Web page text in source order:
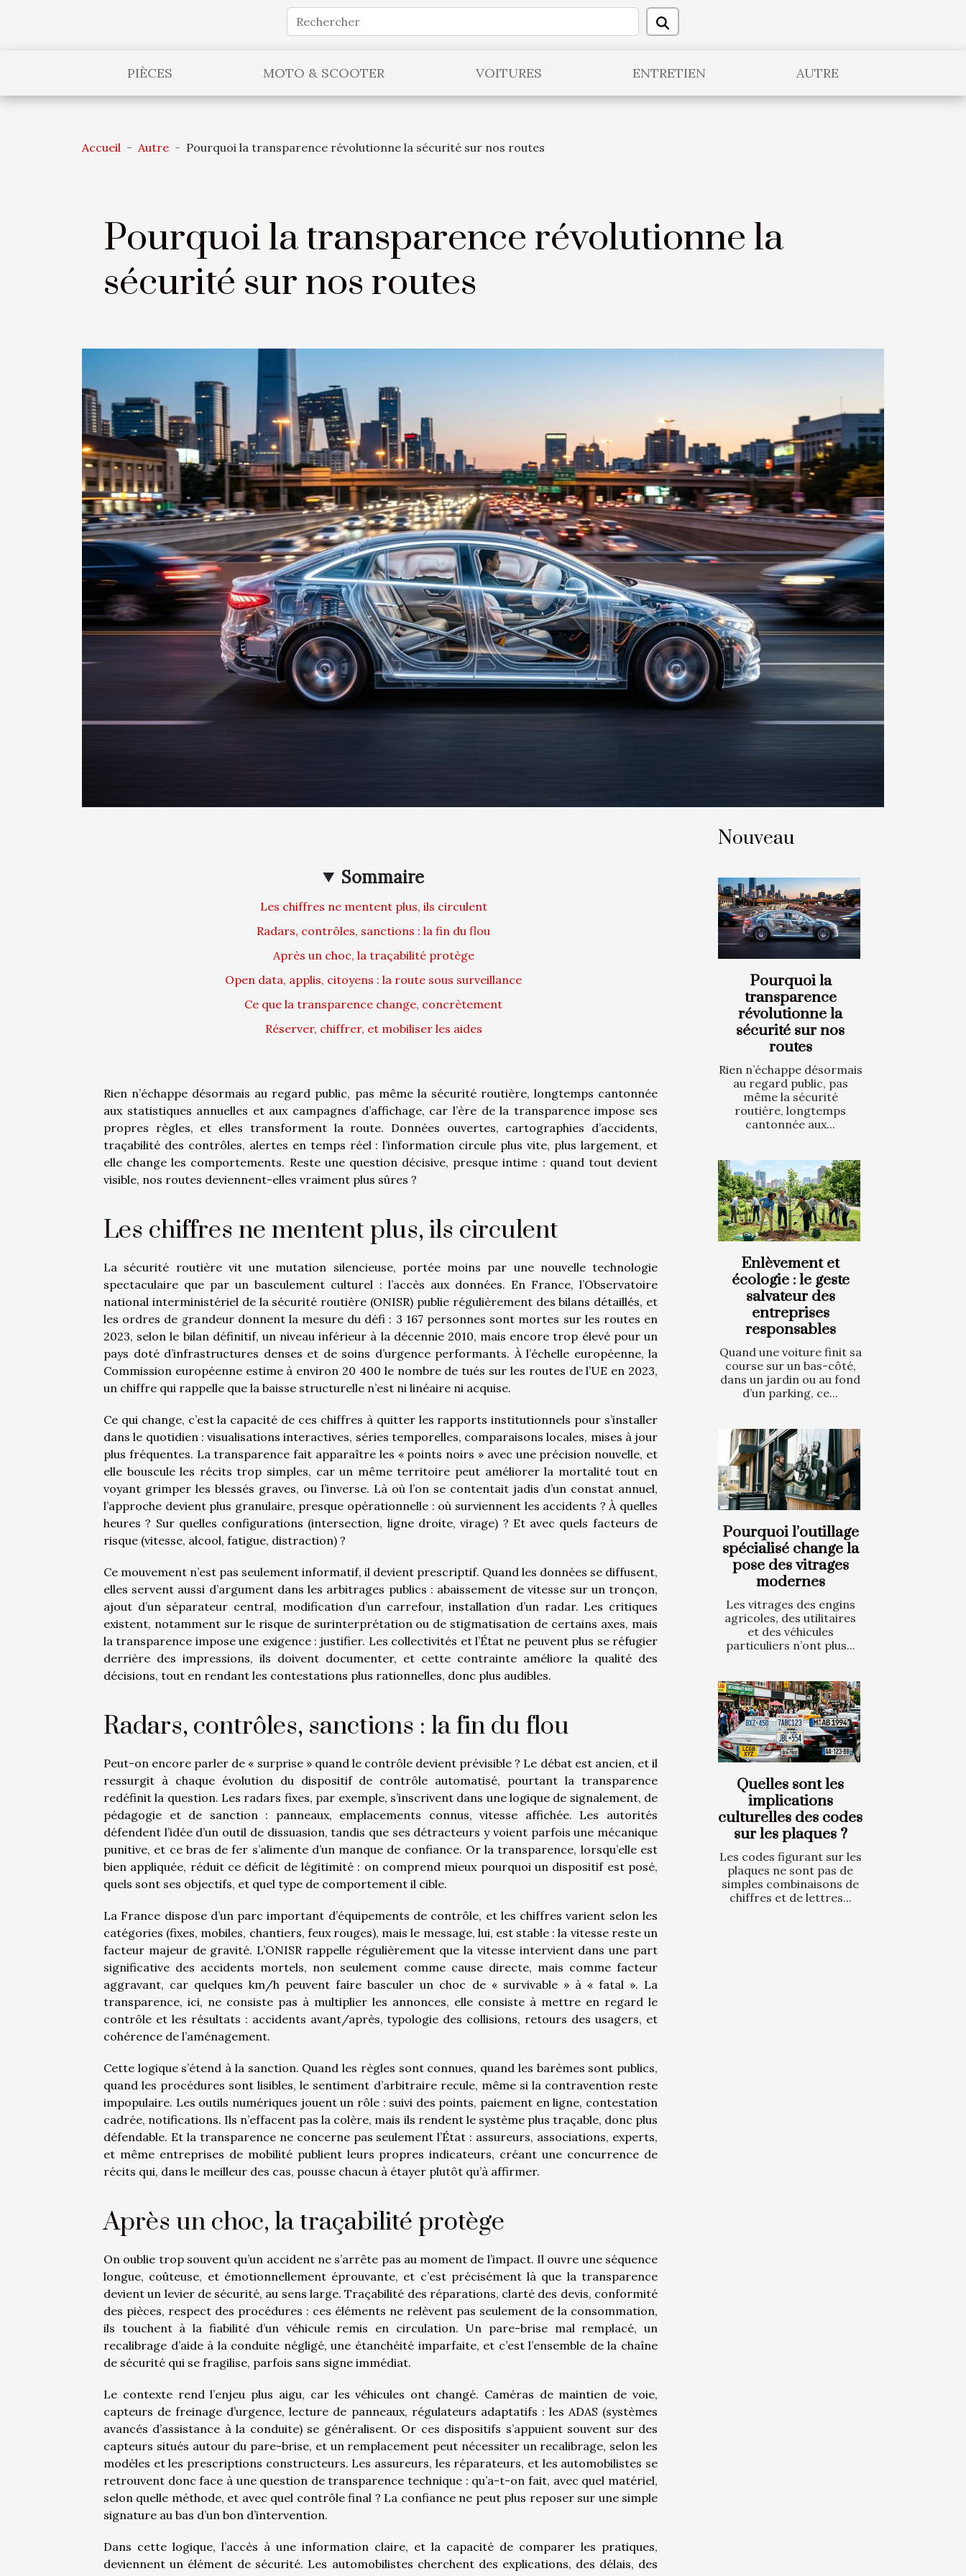
PIÈCES MOTO & SCOOTER VOITURES ENTRETIEN AUTRE
Accueil Autre Pourquoi la transparence révolutionne la sécurité sur nos routes
Pourquoi la transparence révolutionne la
sécurité sur nos routes
Sommaire
Les chiffres ne mentent plus, ils circulent
Radars, contrôles, sanctions : la fin du flou
Après un choc, la traçabilité protège
Open data, applis, citoyens : la route sous surveillance
Ce que la transparence change, concrètement
Réserver, chiffrer, et mobiliser les aides
Rien n’échappe désormais au regard public, pas même la sécurité routière, longtemps cantonnée
aux statistiques annuelles et aux campagnes d’affichage, car l’ère de la transparence impose ses
propres règles, et elles transforment la route. Données ouvertes, cartographies d’accidents,
traçabilité des contrôles, alertes en temps réel : l’information circule plus vite, plus largement, et
elle change les comportements. Reste une question décisive, presque intime : quand tout devient
visible, nos routes deviennent-elles vraiment plus sûres ?
Les chiffres ne mentent plus, ils circulent
La sécurité routière vit une mutation silencieuse, portée moins par une nouvelle technologie
spectaculaire que par un basculement culturel : l’accès aux données. En France, l’Observatoire
national interministériel de la sécurité routière (ONISR) publie régulièrement des bilans détaillés, et
les ordres de grandeur donnent la mesure du défi : 3 167 personnes sont mortes sur les routes en
2023, selon le bilan définitif, un niveau inférieur à la décennie 2010, mais encore trop élevé pour un
pays doté d’infrastructures denses et de soins d’urgence performants. À l’échelle européenne, la
Commission européenne estime à environ 20 400 le nombre de tués sur les routes de l’UE en 2023,
un chiffre qui rappelle que la baisse structurelle n’est ni linéaire ni acquise.
Ce qui change, c’est la capacité de ces chiffres à quitter les rapports institutionnels pour s’installer
dans le quotidien : visualisations interactives, séries temporelles, comparaisons locales, mises à jour
plus fréquentes. La transparence fait apparaître les « points noirs » avec une précision nouvelle, et
elle bouscule les récits trop simples, car un même territoire peut améliorer la mortalité tout en
voyant grimper les blessés graves, ou l’inverse. Là où l’on se contentait jadis d’un constat annuel,
l’approche devient plus granulaire, presque opérationnelle : où surviennent les accidents ? À quelles
heures ? Sur quelles configurations (intersection, ligne droite, virage) ? Et avec quels facteurs de
risque (vitesse, alcool, fatigue, distraction) ?
Ce mouvement n’est pas seulement informatif, il devient prescriptif. Quand les données se diffusent,
elles servent aussi d’argument dans les arbitrages publics : abaissement de vitesse sur un tronçon,
ajout d’un séparateur central, modification d’un carrefour, installation d’un radar. Les critiques
existent, notamment sur le risque de surinterprétation ou de stigmatisation de certains axes, mais
la transparence impose une exigence : justifier. Les collectivités et l’État ne peuvent plus se réfugier
derrière des impressions, ils doivent documenter, et cette contrainte améliore la qualité des
décisions, tout en rendant les contestations plus rationnelles, donc plus audibles.
Radars, contrôles, sanctions : la fin du flou
Peut-on encore parler de « surprise » quand le contrôle devient prévisible ? Le débat est ancien, et il
ressurgit à chaque évolution du dispositif de contrôle automatisé, pourtant la transparence
redéfinit la question. Les radars fixes, par exemple, s’inscrivent dans une logique de signalement, de
pédagogie et de sanction : panneaux, emplacements connus, vitesse affichée. Les autorités
défendent l’idée d’un outil de dissuasion, tandis que ses détracteurs y voient parfois une mécanique
punitive, et ce bras de fer s’alimente d’un manque de confiance. Or la transparence, lorsqu’elle est
bien appliquée, réduit ce déficit de légitimité : on comprend mieux pourquoi un dispositif est posé,
quels sont ses objectifs, et quel type de comportement il cible.
La France dispose d’un parc important d’équipements de contrôle, et les chiffres varient selon les
catégories (fixes, mobiles, chantiers, feux rouges), mais le message, lui, est stable : la vitesse reste un
facteur majeur de gravité. L’ONISR rappelle régulièrement que la vitesse intervient dans une part
significative des accidents mortels, non seulement comme cause directe, mais comme facteur
aggravant, car quelques km/h peuvent faire basculer un choc de « survivable » à « fatal ». La
transparence, ici, ne consiste pas à multiplier les annonces, elle consiste à mettre en regard le
contrôle et les résultats : accidents avant/après, typologie des collisions, retours des usagers, et
cohérence de l’aménagement.
Cette logique s’étend à la sanction. Quand les règles sont connues, quand les barèmes sont publics,
quand les procédures sont lisibles, le sentiment d’arbitraire recule, même si la contravention reste
impopulaire. Les outils numériques jouent un rôle : suivi des points, paiement en ligne, contestation
cadrée, notifications. Ils n’effacent pas la colère, mais ils rendent le système plus traçable, donc plus
défendable. Et la transparence ne concerne pas seulement l’État : assureurs, associations, experts,
et même entreprises de mobilité publient leurs propres indicateurs, créant une concurrence de
récits qui, dans le meilleur des cas, pousse chacun à étayer plutôt qu’à affirmer.
Après un choc, la traçabilité protège
On oublie trop souvent qu’un accident ne s’arrête pas au moment de l’impact. Il ouvre une séquence
longue, coûteuse, et émotionnellement éprouvante, et c’est précisément là que la transparence
devient un levier de sécurité, au sens large. Traçabilité des réparations, clarté des devis, conformité
des pièces, respect des procédures : ces éléments ne relèvent pas seulement de la consommation,
ils touchent à la fiabilité d’un véhicule remis en circulation. Un pare-brise mal remplacé, un
recalibrage d’aide à la conduite négligé, une étanchéité imparfaite, et c’est l’ensemble de la chaîne
de sécurité qui se fragilise, parfois sans signe immédiat.
Le contexte rend l’enjeu plus aigu, car les véhicules ont changé. Caméras de maintien de voie,
capteurs de freinage d’urgence, lecture de panneaux, régulateurs adaptatifs : les ADAS (systèmes
avancés d’assistance à la conduite) se généralisent. Or ces dispositifs s’appuient souvent sur des
capteurs situés autour du pare-brise, et un remplacement peut nécessiter un recalibrage, selon les
modèles et les prescriptions constructeurs. Les assureurs, les réparateurs, et les automobilistes se
retrouvent donc face à une question de transparence technique : qu’a-t-on fait, avec quel matériel,
selon quelle méthode, et avec quel contrôle final ? La confiance ne peut plus reposer sur une simple
signature au bas d’un bon d’intervention.
Dans cette logique, l’accès à une information claire, et la capacité de comparer les pratiques,
deviennent un élément de sécurité. Les automobilistes cherchent des explications, des délais, des
Nouveau
Pourquoi la
transparence
révolutionne la
sécurité sur nos
routes
Rien n’échappe désormais
au regard public, pas
même la sécurité
routière, longtemps
cantonnée aux...
Enlèvement et
écologie : le geste
salvateur des
entreprises
responsables
Quand une voiture finit sa
course sur un bas-côté,
dans un jardin ou au fond
d’un parking, ce...
Pourquoi l’outillage
spécialisé change la
pose des vitrages
modernes
Les vitrages des engins
agricoles, des utilitaires
et des véhicules
particuliers n’ont plus...
Quelles sont les
implications
culturelles des codes
sur les plaques ?
Les codes figurant sur les
plaques ne sont pas de
simples combinaisons de
chiffres et de lettres...